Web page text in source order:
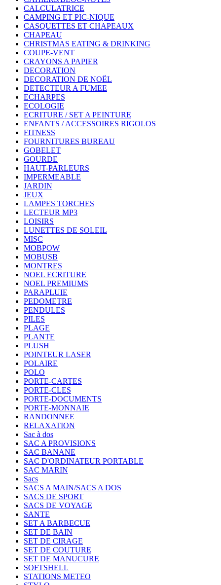
CALCULATRICE
CAMPING ET PIC-NIQUE
CASQUETTES ET CHAPEAUX
CHAPEAU
CHRISTMAS EATING & DRINKING
COUPE-VENT
CRAYONS A PAPIER
DECORATION
DECORATION DE NOËL
DETECTEUR A FUMEE
ECHARPES
ECOLOGIE
ECRITURE / SET A PEINTURE
ENFANTS / ACCESSOIRES RIGOLOS
FITNESS
FOURNITURES BUREAU
GOBELET
GOURDE
HAUT-PARLEURS
IMPERMEABLE
JARDIN
JEUX
LAMPES TORCHES
LECTEUR MP3
LOISIRS
LUNETTES DE SOLEIL
MISC
MOBPOW
MOBUSB
MONTRES
NOEL ECRITURE
NOEL PREMIUMS
PARAPLUIE
PEDOMETRE
PENDULES
PILES
PLAGE
PLANTE
PLUSH
POINTEUR LASER
POLAIRE
POLO
PORTE-CARTES
PORTE-CLES
PORTE-DOCUMENTS
PORTE-MONNAIE
RANDONNEE
RELAXATION
Sac à dos
SAC A PROVISIONS
SAC BANANE
SAC D'ORDINATEUR PORTABLE
SAC MARIN
Sacs
SACS A MAIN/SACS A DOS
SACS DE SPORT
SACS DE VOYAGE
SANTE
SET A BARBECUE
SET DE BAIN
SET DE CIRAGE
SET DE COUTURE
SET DE MANUCURE
SOFTSHELL
STATIONS METEO